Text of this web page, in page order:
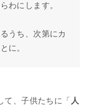
わにします。
うち、次第にカ
に。
て、子供たちに「 人